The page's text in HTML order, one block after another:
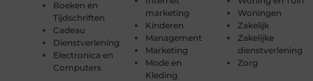
Boeken en
Tijdschriften
Cadeau
Dienstverlening
Electronica en
Computers
marketing
Kinderen
Management
Marketing
Mode en
Kleding
Woningen
Zakelijk
Zakelijke
dienstverlening
Zorg